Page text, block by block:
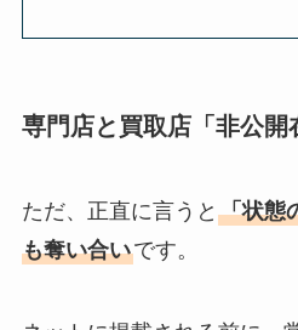
専門店と買取店「非公開
ただ、正直に言うと 「状態
も奪い合いです。